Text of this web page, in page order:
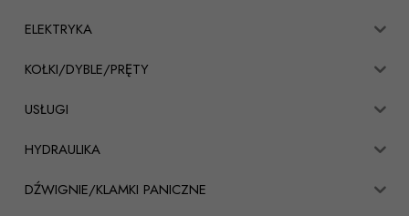
ELEKTRYKA
KOŁKI/DYBLE/PRĘTY
USŁUGI
HYDRAULIKA
DŹWIGNIE/KLAMKI PANICZNE